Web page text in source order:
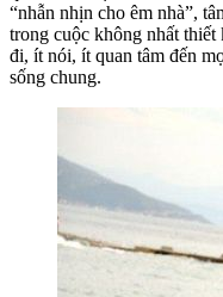
“nhẫn nhịn cho êm nhà”,
trong cuộc không nhất
đi, ít nói, ít quan tâm đến
sống chung.